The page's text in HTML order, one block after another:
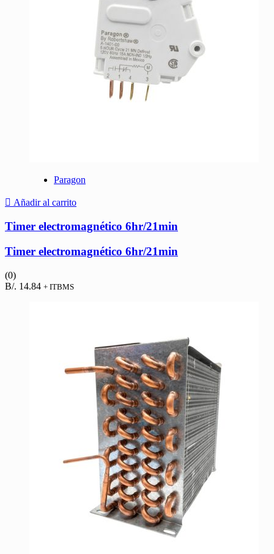
Paragon
Añadir al carrito
Timer electromagnético 6hr/21min
Timer electromagnético 6hr/21min
(0)
B/. 14.84 + ITBMS